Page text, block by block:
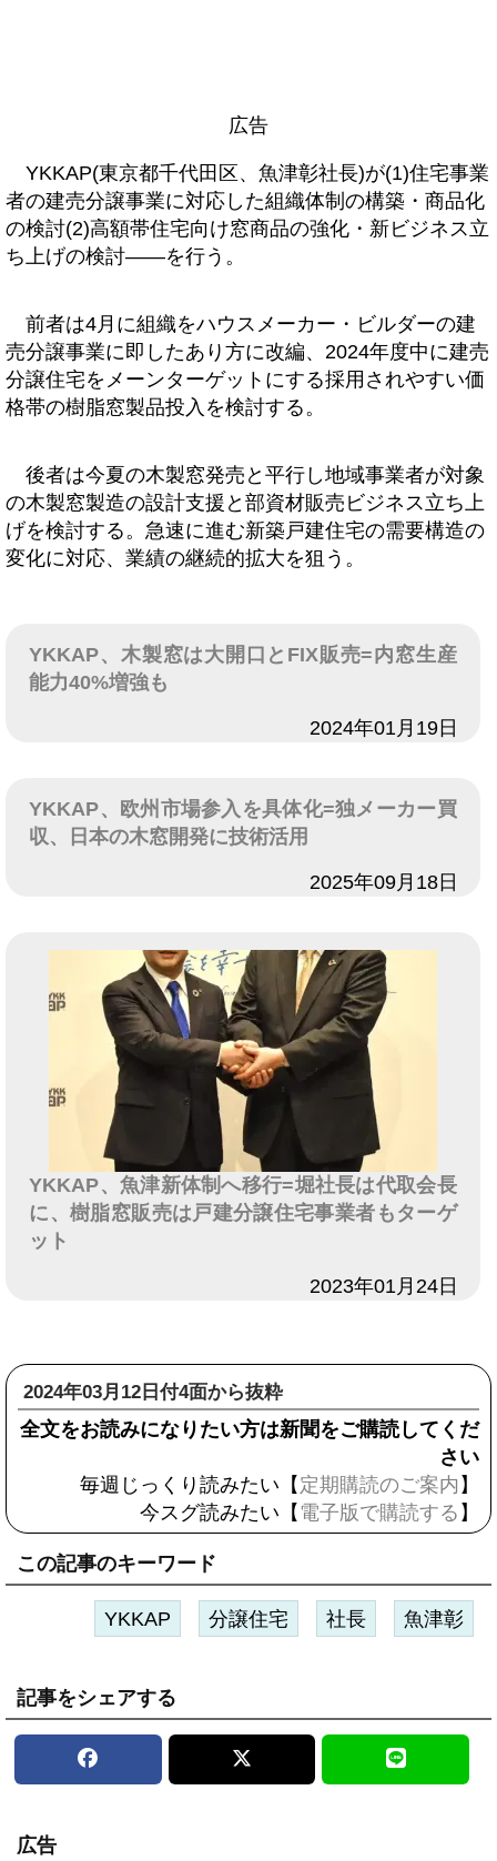
広告
YKKAP(東京都千代田区、魚津彰社長)が(1)住宅事業
者の建売分譲事業に対応した組織体制の構築・商品化
の検討(2)高額帯住宅向け窓商品の強化・新ビジネス立
ち上げの検討――を行う。
前者は4月に組織をハウスメーカー・ビルダーの建
売分譲事業に即したあり方に改編、2024年度中に建売
分譲住宅をメーンターゲットにする採用されやすい価
格帯の樹脂窓製品投入を検討する。
後者は今夏の木製窓発売と平行し地域事業者が対象
の木製窓製造の設計支援と部資材販売ビジネス立ち上
げを検討する。急速に進む新築戸建住宅の需要構造の
変化に対応、業績の継続的拡大を狙う。
YKKAP、木製窓は大開口とFIX販売=内窓生産
能力40%増強も
2024年01月19日
YKKAP、欧州市場参入を具体化=独メーカー買
収、日本の木窓開発に技術活用
2025年09月18日
YKKAP、魚津新体制へ移行=堀社長は代取会長
に、樹脂窓販売は戸建分譲住宅事業者もターゲ
ット
2023年01月24日
2024年03月12日付4面から抜粋
全文をお読みになりたい方は新聞をご購読してくだ
さい
毎週じっくり読みたい【 定期購読のご案内 】
今スグ読みたい【 電子版で購読する 】
この記事のキーワード
YKKAP 分譲住宅 社長 魚津彰
記事をシェアする
広告